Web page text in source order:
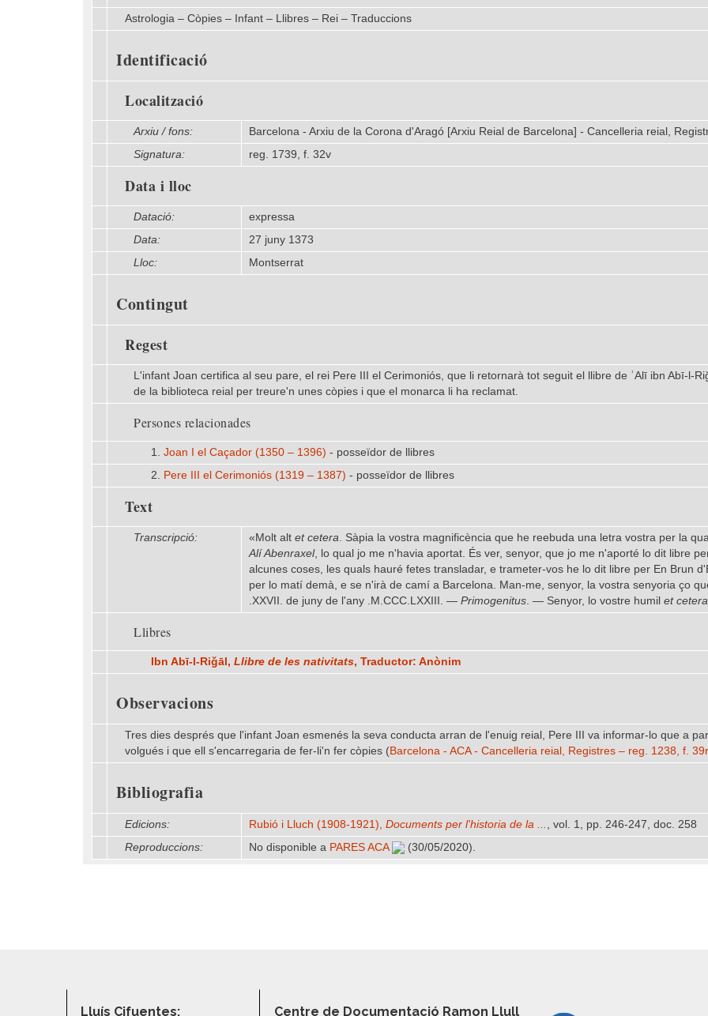
Astrologia – Còpies – Infant – Llibres – Rei – Traduccions
Identificació
Localització
Arxiu / fons:
Barcelona - Arxiu de la Corona d'Aragó [Arxiu Reial de Barcelona] - Cancelleria reial,
Signatura:
reg. 1739, f. 32v
Data i lloc
Datació:
expressa
Data:
27 juny 1373
Lloc:
Montserrat
Contingut
Regest
L'infant Joan certifica al seu pare, el rei Pere III el Cerimoniós, que li retornarà tot seguit el llibre de ʿAlī ibn Abī-l-
de la biblioteca reial per treure'n unes còpies i que el monarca li ha reclamat.
Persones relacionades
1. Joan I el Caçador (1350 – 1396) - posseïdor de llibres
2. Pere III el Cerimoniós (1319 – 1387) - posseïdor de llibres
Text
Transcripció: «Molt alt et cetera. Sàpia la vostra magnificència que he reebuda una letra vostra per la
Alí Abenraxel, lo qual jo me n'havia aportat. És ver, senyor, que jo me n'aporté lo dit libre
alcunes coses, les quals hauré fetes transladar, e trameter-vos he lo dit libre per En Brun
per lo matí demà, e se n'irà de camí a Barcelona. Man-me, senyor, la vostra senyoria ço
.XXVII. de juny de l'any .M.CCC.LXXIII. — Primogenitus. — Senyor, lo vostre humil et cetera
Llibres
Ibn Abī-l-Riǧāl, Llibre de les nativitats, Traductor: Anònim
Observacions
Tres dies després que l'infant Joan esmenés la seva conducta arran de l'enuig reial, Pere III va informar-lo que a
volgués i que ell s'encarregaria de fer-li'n fer còpies (Barcelona - ACA - Cancelleria reial, Registres – reg. 1238, f.
Bibliografia
Edicions: Rubió i Lluch (1908-1921), Documents per l'historia de la ... , vol. 1, pp. 246-247, doc. 258
Reproduccions:
No disponible a PARES ACA (30/05/2020).
Lluís Cifuentes: Centre de Documentació Ramon Llull